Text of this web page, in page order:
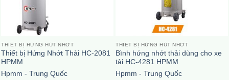
THIẾT BỊ HỨNG HÚT NHỚT
Thiết bị Hứng Nhớt Thải HC-2081
HPMM
Hpmm - Trung Quốc
THIẾT BỊ HỨNG HÚT NHỚT
Bình hứng nhớt thải dùng cho xe
tải HC-4281 HPMM
Hpmm - Trung Quốc